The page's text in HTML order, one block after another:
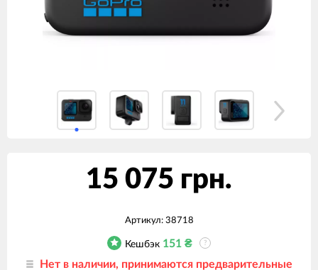
15 075 грн.
Артикул: 38718
Кешбэк 151 ₴ ?
Нет в наличии, принимаются предварительные